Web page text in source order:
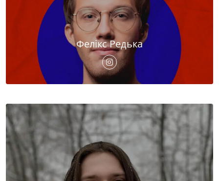
Фелікс Редька